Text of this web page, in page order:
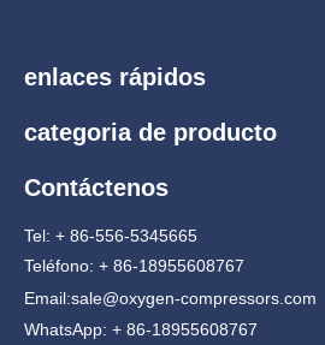
enlaces rápidos
categoria de producto
Contáctenos
Tel: + 86-556-5345665
Teléfono: + 86-18955608767
Email:sale@oxygen-compressors.com
WhatsApp: + 86-18955608767